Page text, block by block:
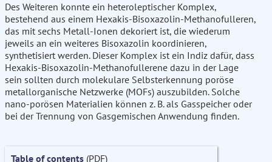
Des Weiteren konnte ein heteroleptischer Komplex,
bestehend aus einem Hexakis-Bisoxazolin-Methanofulleren,
das mit sechs Metall-Ionen dekoriert ist, die wiederum
jeweils an ein weiteres Bisoxazolin koordinieren,
synthetisiert werden. Dieser Komplex ist ein Indiz dafür, dass
Hexakis-Bisoxazolin-Methanofullerene dazu in der Lage
sein sollten durch molekulare Selbsterkennung poröse
metallorganische Netzwerke (MOFs) auszubilden. Solche
nano-porösen Materialien können z. B. als Gasspeicher oder
bei der Trennung von Gasgemischen Anwendung finden.
Table of contents (PDF)